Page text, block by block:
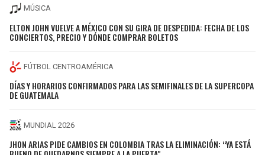
MÚSICA
ELTON JOHN VUELVE A MÉXICO CON SU GIRA DE DESPEDIDA: FECHA DE LOS
CONCIERTOS, PRECIO Y DÓNDE COMPRAR BOLETOS
FÚTBOL CENTROAMÉRICA
DÍAS Y HORARIOS CONFIRMADOS PARA LAS SEMIFINALES DE LA SUPERCOPA
DE GUATEMALA
MUNDIAL 2026
JHON ARIAS PIDE CAMBIOS EN COLOMBIA TRAS LA ELIMINACIÓN: “YA ESTÁ